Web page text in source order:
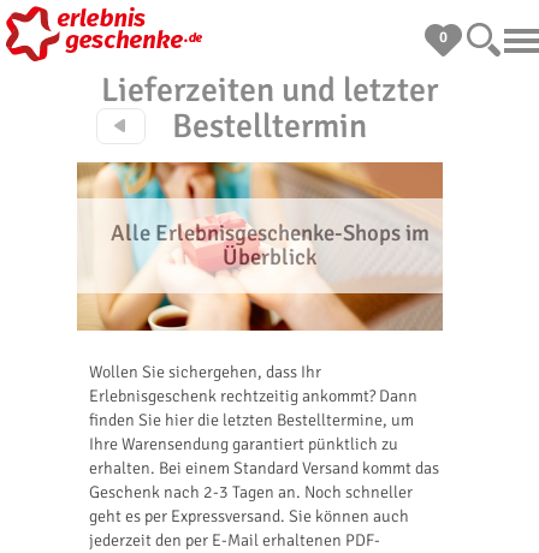
0
Lieferzeiten und letzter
Bestelltermin
Alle Erlebnisgeschenke-Shops im
Überblick
Wollen Sie sichergehen, dass Ihr
Erlebnisgeschenk rechtzeitig ankommt? Dann
finden Sie hier die letzten Bestelltermine, um
Ihre Warensendung garantiert pünktlich zu
erhalten. Bei einem Standard Versand kommt das
Geschenk nach 2-3 Tagen an. Noch schneller
geht es per Expressversand. Sie können auch
jederzeit den per E-Mail erhaltenen PDF-